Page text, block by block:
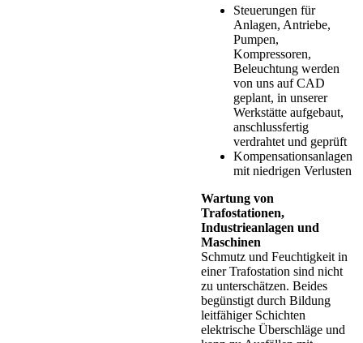
Steuerungen für
Anlagen, Antriebe,
Pumpen,
Kompressoren,
Beleuchtung werden
von uns auf CAD
geplant, in unserer
Werkstätte aufgebaut,
anschlussfertig
verdrahtet und geprüft
Kompensationsanlagen
mit niedrigen Verlusten
Wartung von
Trafostationen,
Industrieanlagen und
Maschinen
Schmutz und Feuchtigkeit in
einer Trafostation sind nicht
zu unterschätzen. Beides
begünstigt durch Bildung
leitfähiger Schichten
elektrische Überschläge und